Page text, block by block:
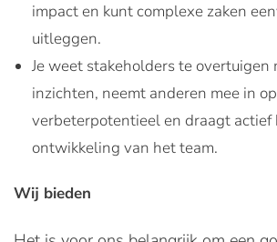
impact en kunt complexe zaken
uitleggen.
Je weet stakeholders te overtuigen
inzichten, neemt anderen mee in
verbeterpotentieel en draagt actief
ontwikkeling van het team.
Wij bieden